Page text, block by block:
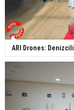
ARI Drones: